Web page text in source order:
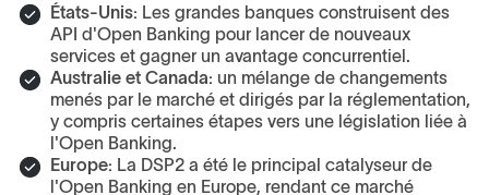
États-Unis: Les grandes banques construisent des
API d'Open Banking pour lancer de nouveaux
services et gagner un avantage concurrentiel.
Australie et Canada: un mélange de changements
menés par le marché et dirigés par la réglementation,
y compris certaines étapes vers une législation liée à
l'Open Banking.
Europe: La DSP2 a été le principal catalyseur de
l'Open Banking en Europe, rendant ce marché